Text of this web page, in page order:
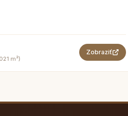
m²)
Zobraziť